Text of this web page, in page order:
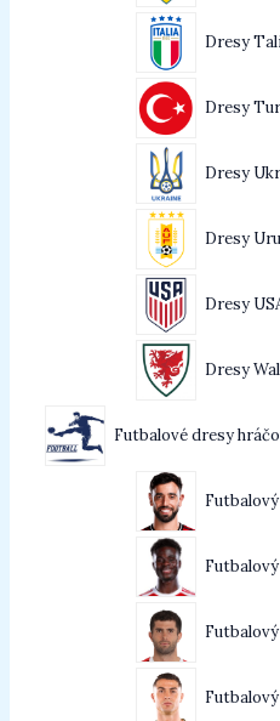
Dresy
Dresy
Dresy
Dresy
Dresy
Dresy
Futbalové dresy